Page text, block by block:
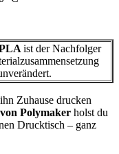
ist der Nachfolger
Zuhause drucken
Polymaker holst du
Drucktisch – ganz